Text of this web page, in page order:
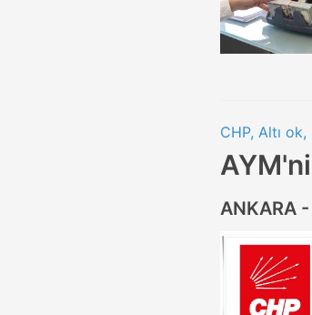
CHP, Altı ok,
ANKARA